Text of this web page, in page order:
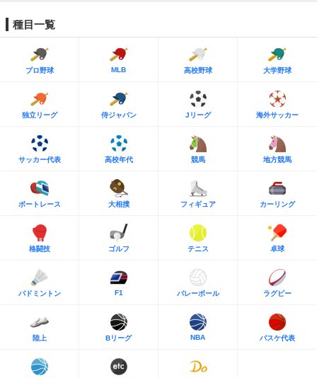
種目一覧
プロ野球 MLB 高校野球 大学野球
独立リーグ 侍ジャパン Jリーグ 海外サッカー
サッカー代表 高校年代 競馬 地方競馬
ボートレース 大相撲 フィギュア カーリング
格闘技 ゴルフ テニス 卓球
バドミントン F1 バレーボール ラグビー
陸上 Bリーグ NBA バスケ代表